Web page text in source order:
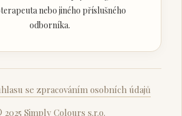
nebo jiného příslušného
odborníka.
se zpracováním osobních údajů
Simply Colours s.r.o.